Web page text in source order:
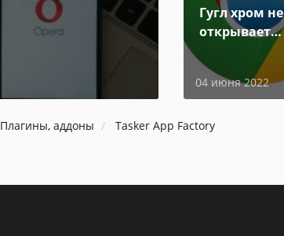
Гугл хром не
открывает
04 июня 2022
Плагины, аддоны Tasker App Factory